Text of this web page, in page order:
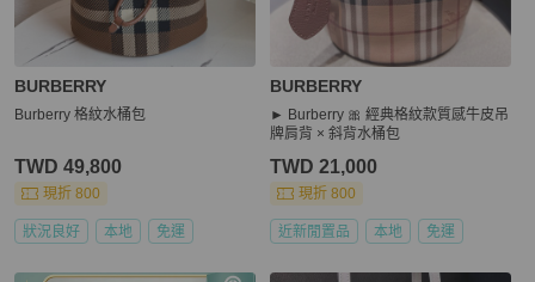
BURBERRY
Burberry 格紋水桶包
TWD 49,800
現折 800
狀況良好 本地 免運
BURBERRY
► Burberry 🎀 經典格紋款質感牛皮吊
牌肩背 × 斜背水桶包
TWD 21,000
現折 800
近新閒置品 本地 免運